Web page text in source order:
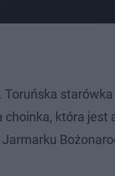
Toruńska
choinka, która